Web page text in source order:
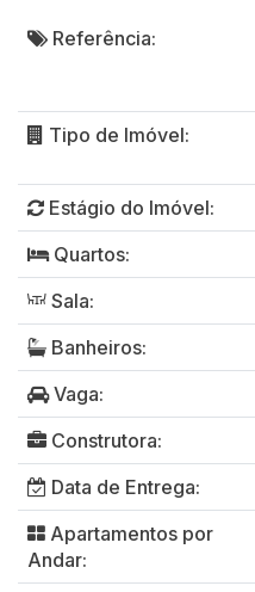
Referência:
Tipo de Imóvel:
Estágio do Imóvel:
Quartos:
Sala:
Banheiros:
Vaga:
Construtora:
Data de Entrega:
Apartamentos por
Andar: